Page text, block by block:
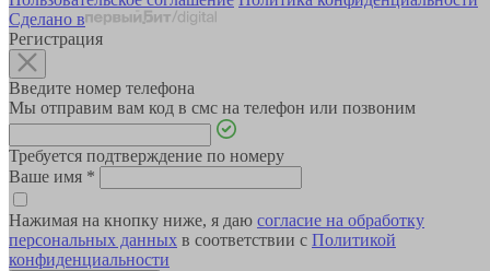
Сделано в
Регистрация
Введите номер телефона
Мы отправим вам код в смс на телефон или позвоним
Требуется подтверждение по номеру
Ваше имя *
Нажимая на кнопку ниже, я даю согласие на обработку
персональных данных в соответствии с Политикой
конфиденциальности